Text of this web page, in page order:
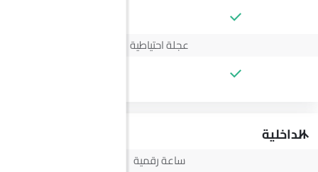
عجلة احتياطية
الداخلية
ساعة رقمية